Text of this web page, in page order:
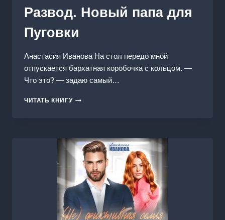
Развод. Новый папа для
Пуговки
Анастасия Иванoва На стол передо мной
отпускается бархатная коробочка с кольцом. —
Что это? — задаю самый…
ЧИТАТЬ КНИГУРАЗВОД.
ПУГОВКИ